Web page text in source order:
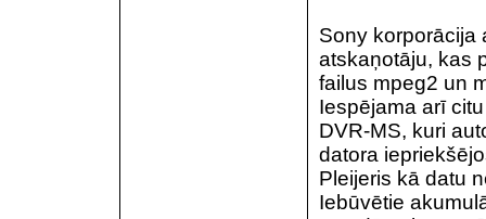
Sony korporācija
atskaņotāju, kas
failus mpeg2 un
Iespējama arī
DVR-MS, kuri
datora
Pleijeris kā datu
Iebūvētie